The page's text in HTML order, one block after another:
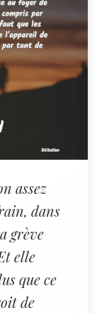
assez
dans
grève
elle
que ce
de